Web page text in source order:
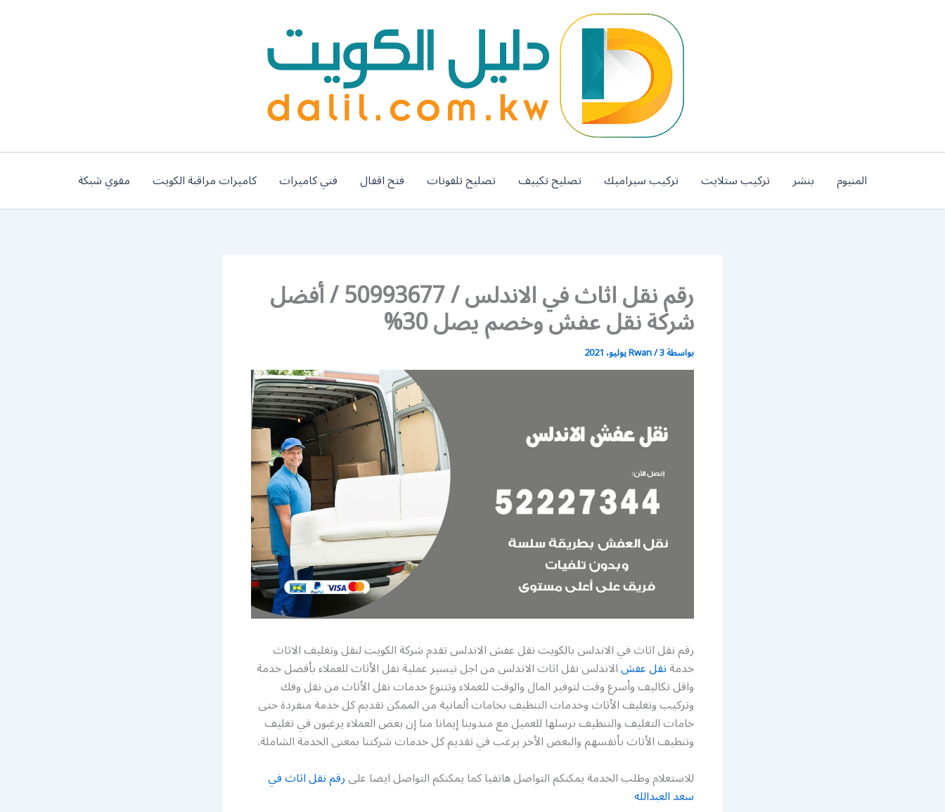
المنيوم بنشر تركيب ستلايت تركيب سيراميك تصليح تكييف تصليح تلفونات فتح اقفال فني كاميرات كاميرات مراقبة الكويت مقوي شبكة
رقم نقل اثاث في الاندلس / 50993677 / أفضل
شركة نقل عفش وخصم يصل 30%
بواسطة Rwan/3 يوليو، 2021
رقم نقل اثاث في الاندلس بالكويت نقل عفش الاندلس تقدم شركة الكويت لنقل وتغليف الاثاث
خدمةنقل عفشالاندلس نقل اثاث الاندلس من اجل تيسير عملية نقل الأثاث للعملاء بأفضل خدمة
واقل تكاليف وأسرع وقت لتوفير المال والوقت للعملاء وتتنوع خدمات نقل الأثاث من نقل وفك
وتركيب وتغليف الأثاث وخدمات التنظيف بخامات ألمانية من الممكن تقديم كل خدمة منفردة حتى
خامات التغليف والتنظيف نرسلها للعميل مع مندوبنا إيمانا منا إن بعض العملاء يرغبون في تغليف
وتنظيف الأثاث بأنفسهم والبعض الأخر يرغب في تقديم كل خدمات شركتنا بمعنى الخدمة الشاملة.
للاستعلام وطلب الخدمة يمكنكم التواصل هاتفيا كما يمكنكم التواصل ايضا علىرقم نقل اثاث في
سعد العبدالله